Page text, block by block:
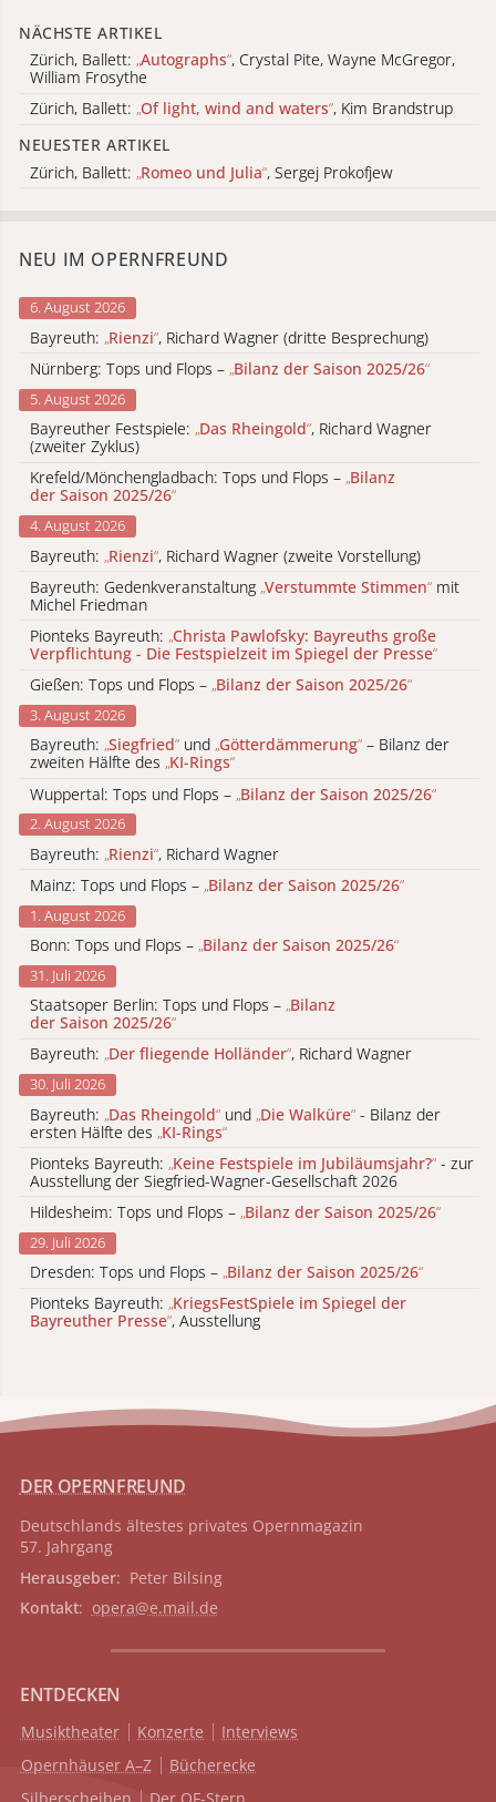
NÄCHSTE ARTIKEL
Zürich, Ballett: „Autographs“, Crystal Pite, Wayne McGregor,
William Frosythe
Zürich, Ballett: „Of light, wind and waters“, Kim Brandstrup
NEUESTER ARTIKEL
Zürich, Ballett: „Romeo und Julia“, Sergej Prokofjew
NEU IM OPERNFREUND
6. August 2026
Bayreuth: „Rienzi“, Richard Wagner (dritte Besprechung)
Nürnberg: Tops und Flops – „Bilanz der Saison 2025/26“
5. August 2026
Bayreuther Festspiele: „Das Rheingold“, Richard Wagner
(zweiter Zyklus)
Krefeld/Mönchengladbach: Tops und Flops – „Bilanz
der Saison 2025/26“
4. August 2026
Bayreuth: „Rienzi“, Richard Wagner (zweite Vorstellung)
Bayreuth: Gedenkveranstaltung „Verstummte Stimmen“ mit
Michel Friedman
Pionteks Bayreuth: „Christa Pawlofsky: Bayreuths große
Verpflichtung - Die Festspielzeit im Spiegel der Presse“
Gießen: Tops und Flops – „Bilanz der Saison 2025/26“
3. August 2026
Bayreuth: „Siegfried“ und „Götterdämmerung“ – Bilanz der
zweiten Hälfte des „KI-Rings“
Wuppertal: Tops und Flops – „Bilanz der Saison 2025/26“
2. August 2026
Bayreuth: „Rienzi“, Richard Wagner
Mainz: Tops und Flops – „Bilanz der Saison 2025/26“
1. August 2026
Bonn: Tops und Flops – „Bilanz der Saison 2025/26“
31. Juli 2026
Staatsoper Berlin: Tops und Flops – „Bilanz
der Saison 2025/26“
Bayreuth: „Der fliegende Holländer“, Richard Wagner
30. Juli 2026
Bayreuth: „Das Rheingold“ und „Die Walküre“ - Bilanz der
ersten Hälfte des „KI-Rings“
Pionteks Bayreuth: „Keine Festspiele im Jubiläumsjahr?“ - zur
Ausstellung der Siegfried-Wagner-Gesellschaft 2026
Hildesheim: Tops und Flops – „Bilanz der Saison 2025/26“
29. Juli 2026
Dresden: Tops und Flops – „Bilanz der Saison 2025/26“
Pionteks Bayreuth: „KriegsFestSpiele im Spiegel der
Bayreuther Presse“, Ausstellung
DER OPERNFREUND
Deutschlands ältestes privates Opernmagazin
57. Jahrgang
Herausgeber: Peter Bilsing
Kontakt: opera@e.mail.de
ENTDECKEN
Musiktheater Konzerte
Interviews
Opernhäuser A–Z
Bücherecke